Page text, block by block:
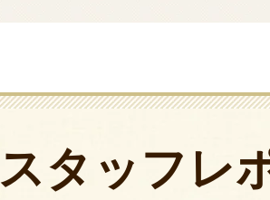
スタッフレ